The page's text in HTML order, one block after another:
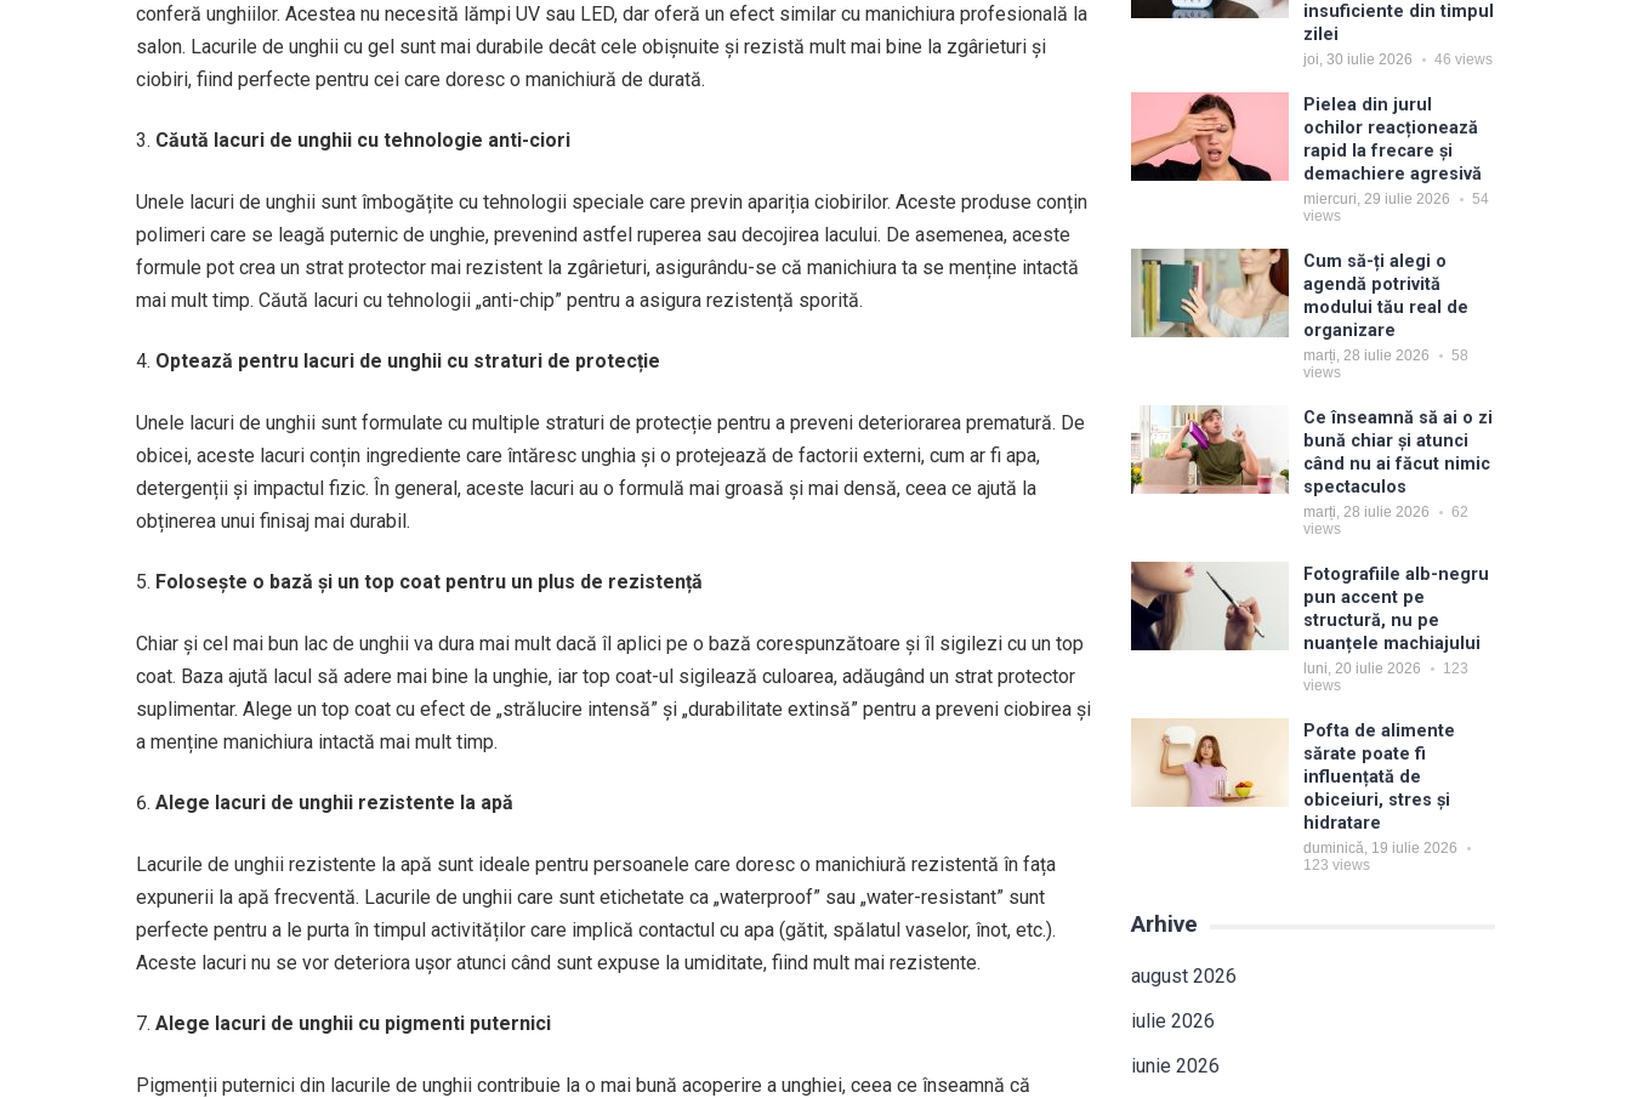
conferă unghiilor. Acestea nu necesită lămpi UV sau LED, dar oferă un efect similar cu manichiura profesională la
salon. Lacurile de unghii cu gel sunt mai durabile decât cele obișnuite și rezistă mult mai bine la zgârieturi și
ciobiri, fiind perfecte pentru cei care doresc o manichiură de durată.
Căută lacuri de unghii cu tehnologie anti-ciori
Unele lacuri de unghii sunt îmbogățite cu tehnologii speciale care previn apariția ciobirilor. Aceste produse conțin
polimeri care se leagă puternic de unghie, prevenind astfel ruperea sau decojirea lacului. De asemenea, aceste
formule pot crea un strat protector mai rezistent la zgârieturi, asigurându-se că manichiura ta se menține intactă
mai mult timp. Căută lacuri cu tehnologii „anti-chip” pentru a asigura rezistență sporită.
Optează pentru lacuri de unghii cu straturi de protecție
Unele lacuri de unghii sunt formulate cu multiple straturi de protecție pentru a preveni deteriorarea prematură. De
obicei, aceste lacuri conțin ingrediente care întăresc unghia și o protejează de factorii externi, cum ar fi apa,
detergenții și impactul fizic. În general, aceste lacuri au o formulă mai groasă și mai densă, ceea ce ajută la
obținerea unui finisaj mai durabil.
Folosește o bază și un top coat pentru un plus de rezistență
Chiar și cel mai bun lac de unghii va dura mai mult dacă îl aplici pe o bază corespunzătoare și îl sigilezi cu un top
coat. Baza ajută lacul să adere mai bine la unghie, iar top coat-ul sigilează culoarea, adăugând un strat protector
suplimentar. Alege un top coat cu efect de „strălucire intensă” și „durabilitate extinsă” pentru a preveni ciobirea și
a menține manichiura intactă mai mult timp.
Alege lacuri de unghii rezistente la apă
Lacurile de unghii rezistente la apă sunt ideale pentru persoanele care doresc o manichiură rezistentă în fața
expunerii la apă frecventă. Lacurile de unghii care sunt etichetate ca „waterproof” sau „water-resistant” sunt
perfecte pentru a le purta în timpul activităților care implică contactul cu apa (gătit, spălatul vaselor, înot, etc.).
Aceste lacuri nu se vor deteriora ușor atunci când sunt expuse la umiditate, fiind mult mai rezistente.
Alege lacuri de unghii cu pigmenti puternici
Pigmenții puternici din lacurile de unghii contribuie la o mai bună acoperire a unghiei, ceea ce înseamnă că
insuficiente din timpul
zilei
joi, 30 iulie 2026 46 views
Pielea din jurul
ochilor reacționează
rapid la frecare și
demachiere agresivă
miercuri, 29 iulie 2026
54
views
Cum să-ți alegi o
agendă potrivită
modului tău real de
organizare
marți, 28 iulie 2026
58
views
Ce înseamnă să ai o zi
bună chiar și atunci
când nu ai făcut nimic
spectaculos
marți, 28 iulie 2026
62
views
Fotografiile alb-negru
pun accent pe
structură, nu pe
nuanțele machiajului
luni, 20 iulie 2026
123
views
Pofta de alimente
sărate poate fi
influențată de
obiceiuri, stres și
hidratare
duminică, 19 iulie 2026
123 views
Arhive
august 2026
iulie 2026
iunie 2026